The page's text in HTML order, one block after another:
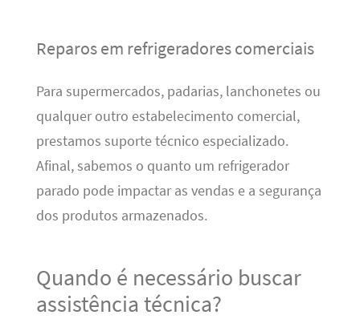
Reparos em refrigeradores comerciais
Para supermercados, padarias, lanchonetes ou
qualquer outro estabelecimento comercial,
prestamos suporte técnico especializado.
Afinal, sabemos o quanto um refrigerador
parado pode impactar as vendas e a segurança
dos produtos armazenados.
Quando é necessário buscar
assistência técnica?